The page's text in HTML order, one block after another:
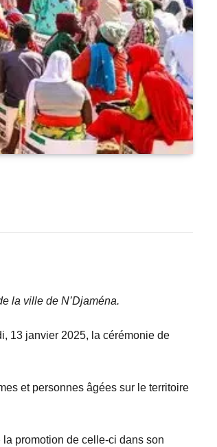
la ville de N’Djaména.
13 janvier 2025, la cérémonie de
et personnes âgées sur le territoire
promotion de celle-ci dans son